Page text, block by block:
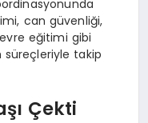
can güvenliği,
eğitimi gibi
süreçleriyle takip
Çekti